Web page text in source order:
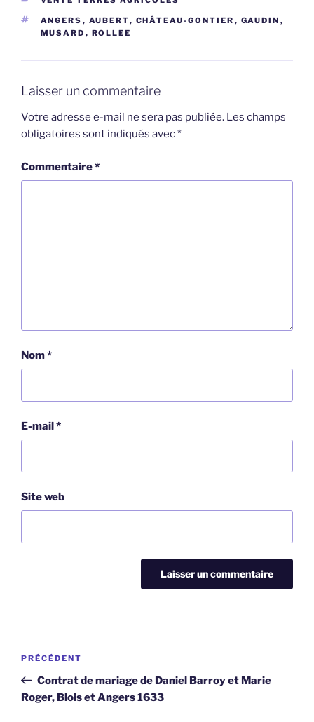
ÉTIQUETTES
ANGERS , AUBERT, CHÂTEAU-GONTIER , GAUDIN ,
MUSARD , ROLLEE
Laisser un commentaire
Votre adresse e-mail ne sera pas publiée. Les champs
obligatoires sont indiqués avec*
Commentaire*
Nom*
E-mail*
Site web
Navigation
l’article
Article
précédent
PRÉCÉDENT
Contrat de mariage de Daniel Barroy et Marie
Roger, Blois et Angers 1633